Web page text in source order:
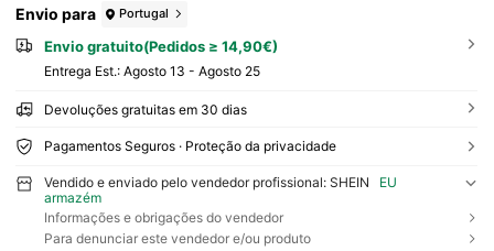
Envio para Portugal
Envio gratuito(Pedidos ≥ 14,90€)
Entrega Est.: Agosto 13 - Agosto 25
Devoluções gratuitas em 30 dias
Pagamentos Seguros · Proteção da privacidade
Vendido e enviado pelo vendedor profissional: SHEIN
EU
armazém
Informações e obrigações do vendedor
Para denunciar este vendedor e/ou produto